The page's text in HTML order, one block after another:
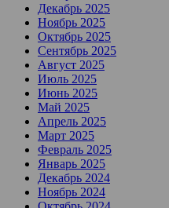
Декабрь 2025
Ноябрь 2025
Октябрь 2025
Сентябрь 2025
Август 2025
Июль 2025
Июнь 2025
Май 2025
Апрель 2025
Март 2025
Февраль 2025
Январь 2025
Декабрь 2024
Ноябрь 2024